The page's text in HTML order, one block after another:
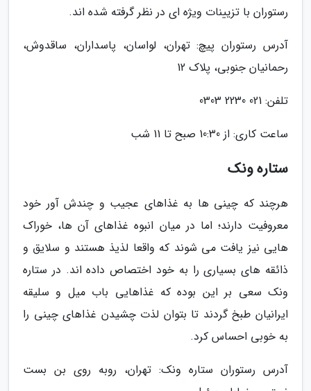
رستوران با تزیینات ویژه ای در نظر گرفته شده اند.
آدرس رستوران پیچ: تهران، لواسان، پاسداران، ساقدوش،
رحمانیان جنوبی، پلاک 12
تلفن: 021 2230 0303
ساعت کاری: از 10:30 صبح تا 11 شب
ستاره ونک
هرچند که چینی ها به غذاهای عجیب و چندش آور خود
معروفیت دارند؛ اما در میان انبوه غذاهای آن ها، خوراک
هایی نیز یافت می شوند که واقعا لذیذ هستند و سلایق و
ذائقه های بسیاری را به خود اختصاص داده اند. در ستاره
ونک سعی بر این بوده که غذاهایی باب میل و سلیقه
ایرانیان طبخ گردند تا بتوان لذت چشیدن غذاهای چینی را
به خوبی احساس کرد.
آدرس رستوران ستاره ونک: تهران، روبه روی بن بست